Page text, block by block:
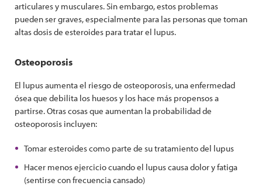
articulares y musculares. Sin embargo, estos problemas
pueden ser graves, especialmente para las personas que toman
altas dosis de esteroides para tratar el lupus.
Osteoporosis
El lupus aumenta el riesgo de osteoporosis, una enfermedad
ósea que debilita los huesos y los hace más propensos a
partirse. Otras cosas que aumentan la probabilidad de
osteoporosis incluyen:
Tomar esteroides como parte de su tratamiento del lupus
Hacer menos ejercicio cuando el lupus causa dolor y fatiga
(sentirse con frecuencia cansado)